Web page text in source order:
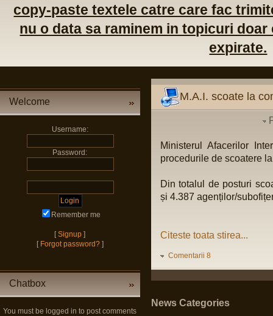
copy-paste textele catre care fac
nu o data sa raminem in topicuri
expirate.
Welcome
Username:
Password:
Remember me
[Signup ]
[ Forgot password? ]
Chatbox
You must be logged in to post comments
M.A.I. scoate la
Ministerul Afacerilor
procedurile de scoatere
Din totalul de posturi
și 4.387 agenților/
Citeste toata stirea...
Comentarii 8
News Categories